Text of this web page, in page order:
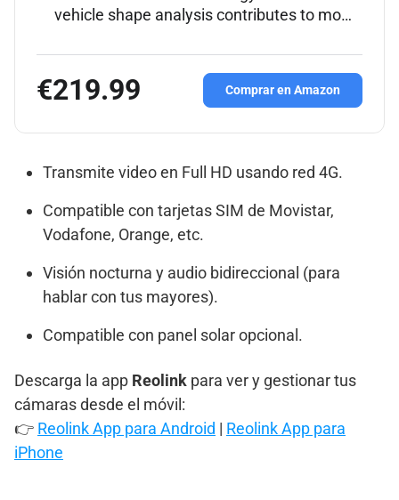
vehicle shape analysis contributes to mo…
€219.99 Comprar en Amazon
Transmite video en Full HD usando red 4G.
Compatible con tarjetas SIM de Movistar,
Vodafone, Orange, etc.
Visión nocturna y audio bidireccional (para
hablar con tus mayores).
Compatible con panel solar opcional.
Descarga la app Reolink para ver y gestionar tus
cámaras desde el móvil:
👉 Reolink App para Android | Reolink App para
iPhone